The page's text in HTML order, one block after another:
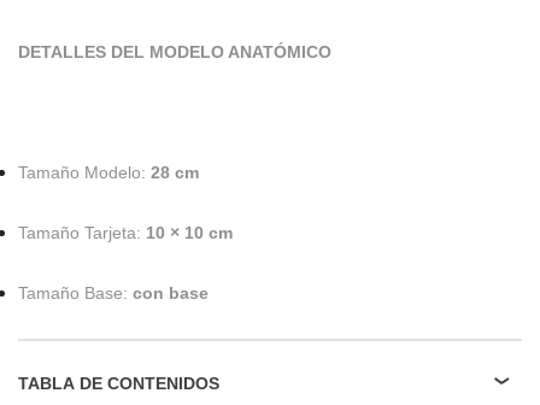
DETALLES DEL MODELO ANATÓMICO
Tamaño Modelo: 28 cm
Tamaño Tarjeta: 10 × 10 cm
Tamaño Base: con base
TABLA DE CONTENIDOS